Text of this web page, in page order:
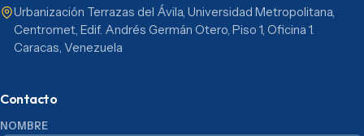
Urbanización Terrazas del Ávila, Universidad Metropolitana,
Centromet, Edif. Andrés Germán Otero, Piso 1, Oficina 1.
Caracas, Venezuela
Contacto
NOMBRE